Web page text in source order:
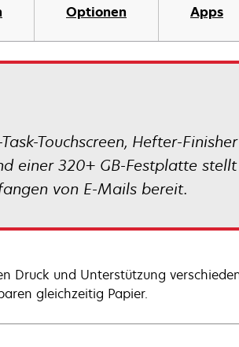
Optionen Apps
Touchscreen, Hefter-
einer 320+ GB-Festplatte
von E-Mails bereit.
Druck und Unterstützung
gleichzeitig Papier.